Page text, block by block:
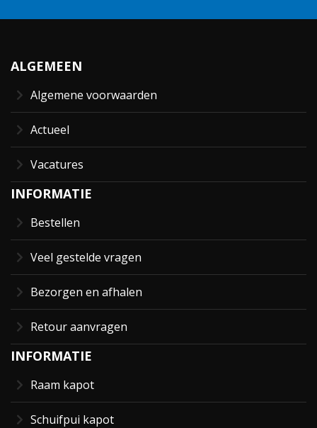
ALGEMEEN
Algemene voorwaarden
Actueel
Vacatures
INFORMATIE
Bestellen
Veel gestelde vragen
Bezorgen en afhalen
Retour aanvragen
INFORMATIE
Raam kapot
Schuifpui kapot